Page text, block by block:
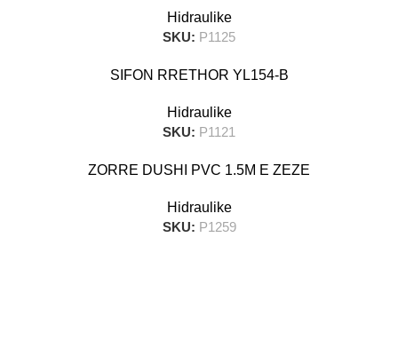
Hidraulike
SKU: P1125
SIFON RRETHOR YL154-B
Hidraulike
SKU: P1121
ZORRE DUSHI PVC 1.5M E ZEZE
Hidraulike
SKU: P1259